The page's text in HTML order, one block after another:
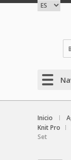
Inicio
Knit Pro
Set